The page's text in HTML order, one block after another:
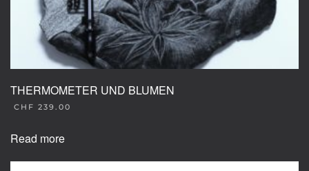
THERMOMETER UND BLUMEN
CHF 239.00
Read more